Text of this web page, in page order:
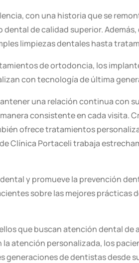
Odontología Estética
Láser Odontológico
Odontología Digital
Peritaciones Médicas
con una historia que se
de calidad superior.
limpiezas dentales hasta
de ortodoncia, los
con tecnología de última
una relación continua con
consistente en cada visita.
ofrece tratamientos
Clínica Portaceli trabaja
y promueve la prevención
sobre las mejores
que buscan atención dental
atención personalizada, los
de dentistas desde